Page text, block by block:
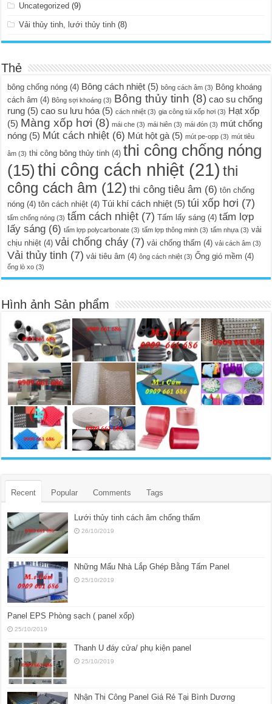
Uncategorized (9)
Vải thủy tinh, lưới thủy tinh (8)
Thẻ
bông chống nóng (4) Bông cách nhiệt (5) bông cách âm (3) Bông khoáng
cách âm (4) Bông sợi khoáng (3) Bông thủy tinh (8) cao su chống
rung (5) cao su lưu hóa (5) cách nhiệt (3) gia công túi xốp hơi (3) Hạt xốp
(5) Màng xốp hơi (8) mái che (3) mái hiên (3) mái đón (3) mút chống
nóng (5) Mút cách nhiệt (6) Mút hột gà (5) mút pe-opp (3) mút tiêu
âm (3) thi công bông thủy tinh (4) thi công chống nóng
(15) thi công cách nhiệt (21) thi
công cách âm (12) thi công tiêu âm (6) tôn chống
nóng (4) tôn cách nhiệt (4) Túi khí cách nhiệt (5) túi xốp hơi (7)
tấm chống nóng (3) tấm cách nhiệt (7) Tấm lấy sáng (4) tấm lợp
lấy sáng (6) tấm lợp polycarbonate (3) tấm lợp thông minh (3) tấm nhựa (3) vải
chịu nhiệt (4) vải chống cháy (7) vải chống thấm (4) vải cách âm (3)
Vải thủy tinh (7) vải tiêu âm (4) ông cách nhiệt (3) Ống gió mềm (4)
ống lò xo (3)
Hình ảnh Sản phẩm
Recent Popular Comments Tags
Lưới thủy tinh cách âm chống thấm
26/10/2019
Những Mẩu Nhà Lắp Ghép Bằng Tấm Panel
25/10/2019
Panel EPS Phòng sạch ( panel xốp)
25/10/2019
Thanh U đáy cửa/ phụ kiện panel
25/10/2019
Nhận Thi Công Panel Giá Rẻ Tại Bình Dương